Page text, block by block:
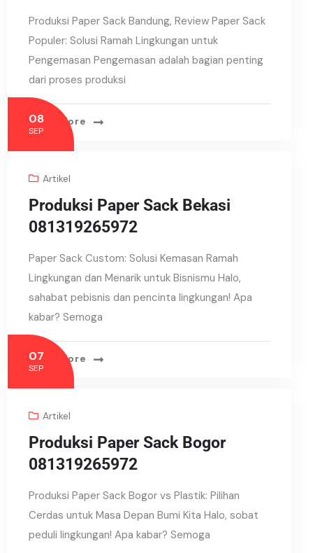
Produksi Paper Sack Bandung, Review Paper Sack
Populer: Solusi Ramah Lingkungan untuk
Pengemasan Pengemasan adalah bagian penting
dari proses produksi
Read More
08
SEP
Artikel
Produksi Paper Sack Bekasi
081319265972
Paper Sack Custom: Solusi Kemasan Ramah
Lingkungan dan Menarik untuk Bisnismu Halo,
sahabat pebisnis dan pencinta lingkungan! Apa
kabar? Semoga
Read More
07
SEP
Artikel
Produksi Paper Sack Bogor
081319265972
Produksi Paper Sack Bogor vs Plastik: Pilihan
Cerdas untuk Masa Depan Bumi Kita Halo, sobat
peduli lingkungan! Apa kabar? Semoga